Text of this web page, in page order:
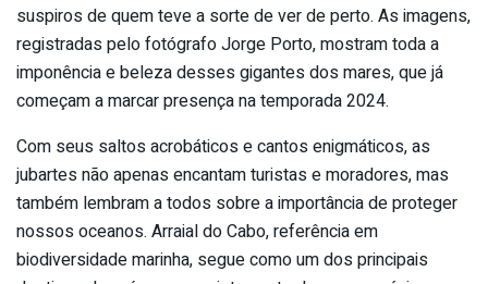
suspiros de quem teve a sorte de ver de perto. As imagens,
registradas pelo fotógrafo Jorge Porto, mostram toda a
imponência e beleza desses gigantes dos mares, que já
começam a marcar presença na temporada 2024.
Com seus saltos acrobáticos e cantos enigmáticos, as
jubartes não apenas encantam turistas e moradores, mas
também lembram a todos sobre a importância de proteger
nossos oceanos. Arraial do Cabo, referência em
biodiversidade marinha, segue como um dos principais